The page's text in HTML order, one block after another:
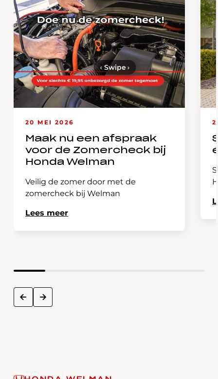
20 MEI 2026
Maak nu een afspraak
voor de Zomercheck bij
Honda Welman
Veilig de zomer door met de
zomercheck bij Welman
Lees meer
prev next
‹ Swipe›